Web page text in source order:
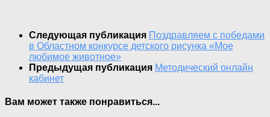
Следующая публикация Поздравляем с победами
в Областном конкурсе детского рисунка «Мое
любимое животное»
Предыдущая публикация Методический онлайн
кабинет
Вам может также понравиться...